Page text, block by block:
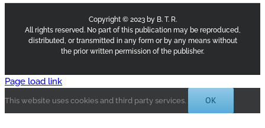
Copyright © 2023 by B. T. R.
All rights reserved. No part of this publication may be reproduced,
distributed, or transmitted in any form or by any means without
the prior written permission of the publisher.
Page load link
This website uses cookies and third party services. OK